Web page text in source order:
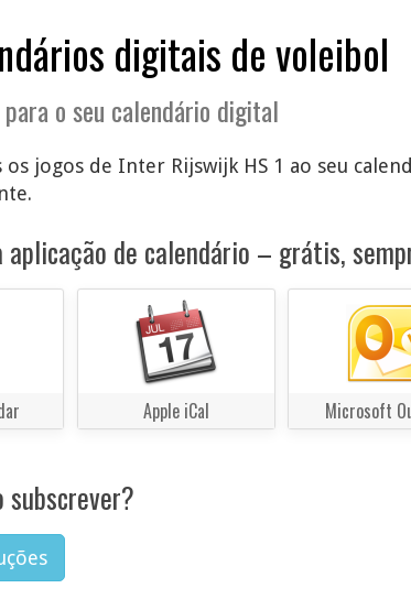
digitais de voleibol
o seu calendário digital
jogos de Inter Rijswijk HS 1 ao seu
aplicação de calendário – grátis,
Apple iCal Microsoft
subscrever?